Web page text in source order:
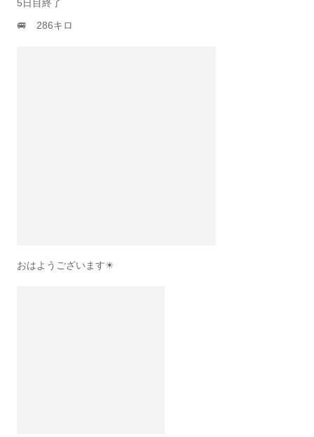
5日目終了
🚐 286キロ
おはようございます☀